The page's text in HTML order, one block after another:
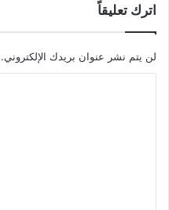
اترك تعليقاً
لن يتم نشر عنوان بريدك الإلكتروني.